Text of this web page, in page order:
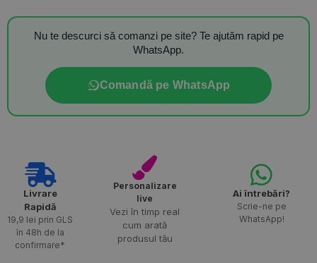
Nu te descurci să comanzi pe site? Te ajutăm rapid pe
WhatsApp.
Comandă pe WhatsApp
Livrare
Rapidă​
19,9 lei prin GLS
în 48h de la
confirmare*
Personalizare
live
Vezi în timp real
cum arată
produsul tău
Ai întrebări?
Scrie-ne pe
WhatsApp!